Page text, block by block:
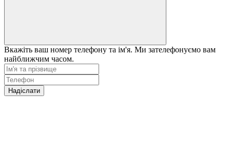
Вкажіть ваш номер телефону та ім'я. Ми зателефонуємо вам
найближчим часом.
Надіслати